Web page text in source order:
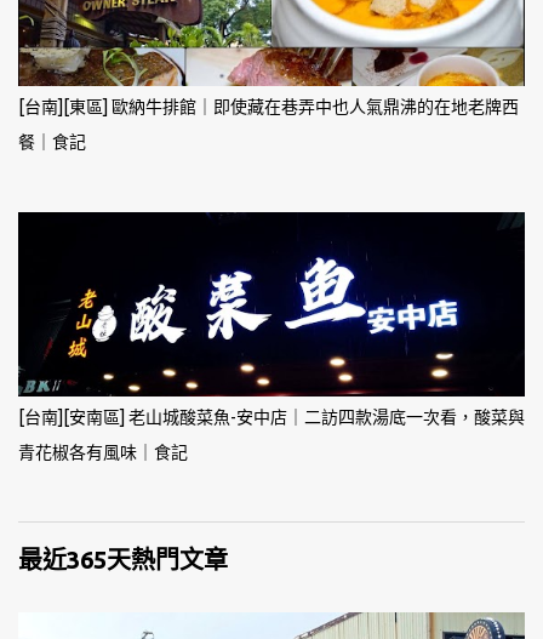
[台南][東區] 歐納牛排館｜即使藏在巷弄中也人氣鼎沸的在地老牌西
餐｜食記
[台南][安南區] 老山城酸菜魚-安中店｜二訪四款湯底一次看，酸菜與
青花椒各有風味｜食記
最近365天熱門文章